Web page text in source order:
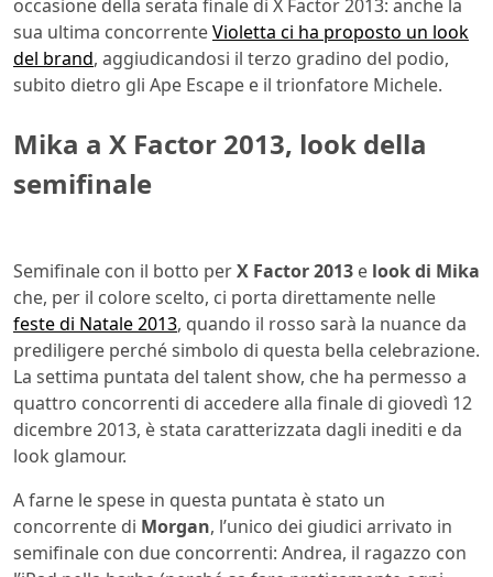
occasione della serata finale di X Factor 2013: anche la
sua ultima concorrenteVioletta ci ha proposto un look
del brand, aggiudicandosi il terzo gradino del podio,
subito dietro gli Ape Escape e il trionfatore Michele.
Mika a X Factor 2013, look della
semifinale
Semifinale con il botto perX Factor 2013 e look di Mika
che, per il colore scelto, ci porta direttamente nelle
feste di Natale 2013, quando il rosso sarà la nuance da
prediligere perché simbolo di questa bella celebrazione.
La settima puntata del talent show, che ha permesso a
quattro concorrenti di accedere alla finale di giovedì 12
dicembre 2013, è stata caratterizzata dagli inediti e da
look glamour.
A farne le spese in questa puntata è stato un
concorrente di Morgan, l’unico dei giudici arrivato in
semifinale con due concorrenti: Andrea, il ragazzo con